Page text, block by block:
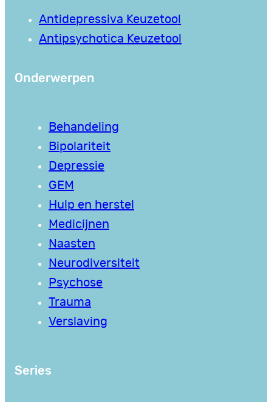
Antidepressiva Keuzetool
Antipsychotica Keuzetool
Onderwerpen
Behandeling
Bipolariteit
Depressie
GEM
Hulp en herstel
Medicijnen
Naasten
Neurodiversiteit
Psychose
Trauma
Verslaving
Series